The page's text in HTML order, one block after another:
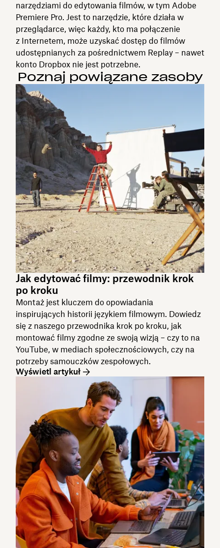
narzędziami do edytowania filmów, w tym Adobe
Premiere Pro. Jest to narzędzie, które działa w
przeglądarce, więc każdy, kto ma połączenie
z Internetem, może uzyskać dostęp do filmów
udostępnianych za pośrednictwem Replay – nawet
konto Dropbox nie jest potrzebne.
Poznaj powiązane zasoby
Jak edytować filmy: przewodnik krok
po kroku
Montaż jest kluczem do opowiadania
inspirujących historii językiem filmowym. Dowiedz
się z naszego przewodnika krok po kroku, jak
montować filmy zgodne ze swoją wizją – czy to na
YouTube, w mediach społecznościowych, czy na
potrzeby samouczków zespołowych.
Wyświetl artykuł